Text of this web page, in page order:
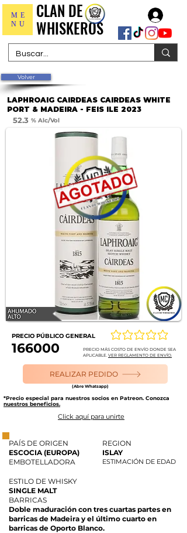
CLAN DE
WHISKEROS
CLAN DE
WHISKEROS
ME
NU
Volver
LAPHROAIG CAIRDEAS CAIRDEAS WHITE
PORT & MADEIRA - FEIS ILE 2023
52.3 % Alc/Vol
PRECIO PÚBLICO GENERAL Aún no hay
166000
PRECIO MÁS COSTO DE ENVÍO DONDE SEA
APLICABLE. VER REGLAMENTO DE ENVÍO.
REALIZAR PEDIDO
(Abre Whatsapp)
*Precio especial para nuestros socios en Patreon. Conozca
nuestros beneficios.
Click aquí para unirte
PAÍS DE ORIGEN
ESCOCIA (EUROPA)
EMBOTELLADORA
REGION
ISLAY
ESTIMACIÓN DE EDAD
ESTILO DE WHISKY
SINGLE MALT
BARRICAS
Doble maduración con tres cuartas partes en
barricas de Madeira y el último cuarto en
barricas de Oporto Blanco.